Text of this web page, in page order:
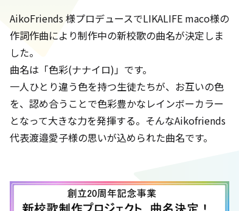
AikoFriends 様プロデュースでLIKALIFE maco様の
作詞作曲により制作中の新校歌の曲名が決定しま
した。
曲名は「色彩(ナナイロ)」です。
一人ひとり違う色を持つ生徒たちが、お互いの色
を、認め合うことで色彩豊かなレインボーカラー
となって大きな力を発揮する。そんなAikofriends
代表渡邉愛子様の思いが込められた曲名です。